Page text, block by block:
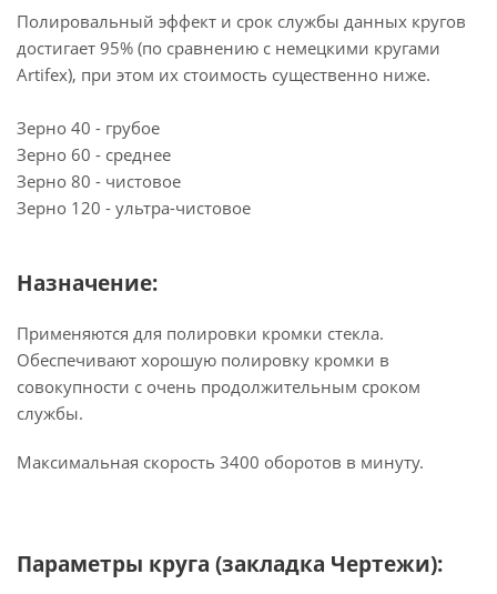
Полировальный эффект и срок службы данных кругов
достигает 95% (по сравнению с немецкими кругами
Artifex), при этом их стоимость существенно ниже.
Зерно 40 - грубое
Зерно 60 - среднее
Зерно 80 - чистовое
Зерно 120 - ультра-чистовое
Назначение:
Применяются для полировки кромки стекла.
Обеспечивают хорошую полировку кромки в
совокупности с очень продолжительным сроком
службы.
Максимальная скорость 3400 оборотов в минуту.
Параметры круга (закладка Чертежи):